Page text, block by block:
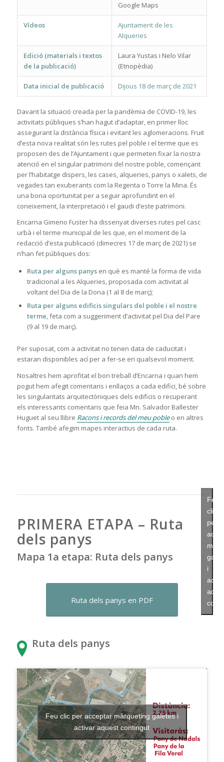
Google Maps
Vídeos
Ajuntament de les
Alqueries
Edició (materials i textos
de la publicació)
Laura Yustas i Nelo Vilar
(Etnopèdia)
Data inicial de publicació Dijous 18 de març de 2021
Davant la situació creada per la pandèmia de COVID-19, les
activitats públiques s’han hagut d’adaptar, en primer lloc
assegurant la distància física i evitant les aglomeracions. Fruit
d’esta nova realitat són les rutes pel poble i el terme que es
proposen des de l’Ajuntament i que permeten fixar la nostra
atenció en el singular patrimoni del nostre poble, començant
per l’habitatge dispers, les cases, alqueries, panys o xalets, de
vegades tan exuberants com la Regenta o Torre la Mina. És
una bona oportunitat per a seguir aprofundint en el
coneixement, la interpretació i el gaudi d’este patrimoni.
Encarna Gimeno Fuster ha dissenyat diverses rutes pel casc
urbà i el terme municipal de les que, en el moment de la
redacció d’esta publicació (dimecres 17 de març de 2021) se
n’han fet públiques dos:
Ruta per alguns panysen què es manté la forma de vida
tradicional a les Alqueries, proposada com activitat al
voltant del Dia de la Dona (1 al 8 de març);
Ruta per alguns edificis singulars del poble i el nostre
terme, feta com a suggeriment d’activitat pel Dia del Pare
(9 al 19 de març).
Per suposat, com a activitat no tenen data de caducitat i
estaran disponibles ací per a fer-se en qualsevol moment.
Nosaltres hem aprofitat el bon treball d’Encarna i quan hem
pogut hem afegit comentaris i enllaços a cada edifici, bé sobre
les singularitats arquitectòniques dels edificis o recuperant
els interessants comentaris que feia Mn. Salvador Ballester
Huguet al seu llibre Racons i records del meu pobleo en altres
fonts. També afegim mapes interactius de cada ruta.
PRIMERA ETAPA – Ruta
dels panys
Mapa 1a etapa: Ruta dels panys
Feu
clic
per
i
Ruta dels panys en PDF
Ruta dels panys
Feu clic per acceptar màrqueting galetes i
activar aquest contingut